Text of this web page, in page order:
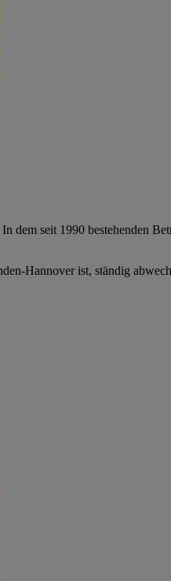
dem seit 1990 bestehenden
Hannover ist, ständig